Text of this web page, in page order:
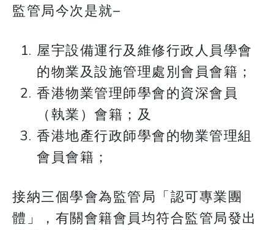
監管局今次是就–
屋宇設備運行及維修行政人員學會
的物業及設施管理處別會員會籍；
香港物業管理師學會的資深會員
（執業）會籍；及
香港地產行政師學會的物業管理組
會員會籍；
接納三個學會為監管局「認可專業團
體」，有關會籍會員均符合監管局發出